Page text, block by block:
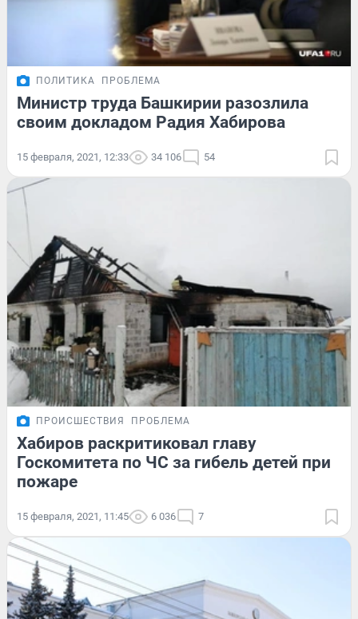
ПОЛИТИКА ПРОБЛЕМА
Министр труда Башкирии разозлила
своим докладом Радия Хабирова
15 февраля, 2021, 12:33 34 106 54
ПРОИСШЕСТВИЯ ПРОБЛЕМА
Хабиров раскритиковал главу
Госкомитета по ЧС за гибель детей при
пожаре
15 февраля, 2021, 11:45 6 036 7